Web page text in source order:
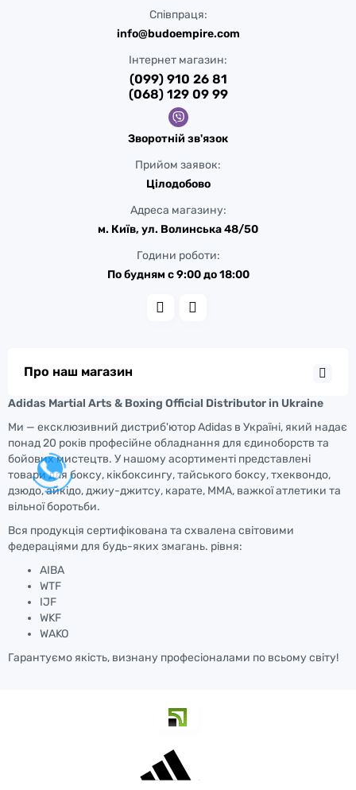
Співпраця:
info@budoempire.com
Інтернет магазин:
(099) 910 26 81
(068) 129 09 99
Зворотній зв'язок
Прийом заявок:
Цілодобово
Адреса магазину:
м. Київ, ул. Волинська 48/50
Години роботи:
По будням с 9:00 до 18:00
Про наш магазин
Adidas Martial Arts & Boxing Official Distributor in Ukraine
Ми — ексклюзивний дистриб'ютор Adidas в Україні, який надає
понад 20 років професійне обладнання для єдиноборств та
бойових мистецтв. У нашому асортименті представлені
товари для боксу, кікбоксингу, тайського боксу, тхеквондо,
дзюдо, айкідо, джиу-джитсу, карате, ММА, важкої атлетики та
вільної боротьби.
Вся продукція сертифікована та схвалена світовими
федераціями для будь-яких змагань. рівня:
AIBA
WTF
IJF
WKF
WAKO
Гарантуємо якість, визнану професіоналами по всьому світу!